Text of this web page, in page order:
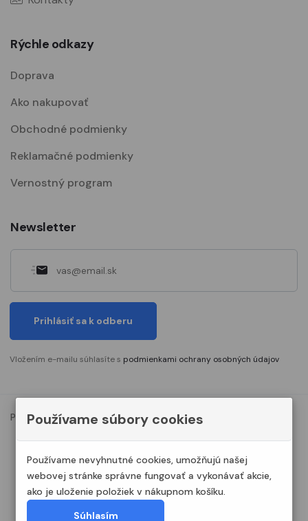
Rýchle odkazy
Doprava
Ako nakupovať
Obchodné podmienky
Reklamačné podmienky
Vernostný program
Newsletter
Prihlásiť sa k odberu
Vložením e-mailu súhlasíte s podmienkami ochrany osobných údajov
Podmienky ochrany osobných údajov Nastavenia cookies
Používame súbory cookies
Používame nevyhnutné cookies, umožňujú našej
webovej stránke správne fungovať a vykonávať akcie,
ako je uloženie položiek v nákupnom košíku.
Súhlasím
© 2023. Všetky práva vyhradené Modelshop.sk